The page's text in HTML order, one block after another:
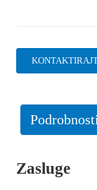
Zasluge